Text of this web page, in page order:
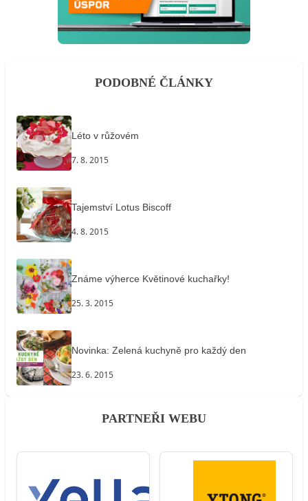
PODOBNÉ ČLÁNKY
Léto v růžovém
7. 8. 2015
Tajemství Lotus Biscoff
4. 8. 2015
Známe výherce Květinové kuchařky!
25. 3. 2015
Novinka: Zelená kuchyně pro každý den
23. 6. 2015
PARTNEŘI WEBU